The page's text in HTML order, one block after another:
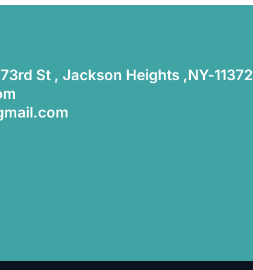
St , Jackson Heights ,NY-11372